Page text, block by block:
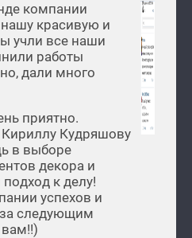
компании
красивую и
учли все наши
работы
дали много
приятно.
Кудряшову
в выборе
декора и
к делу!
успехов и
следующим